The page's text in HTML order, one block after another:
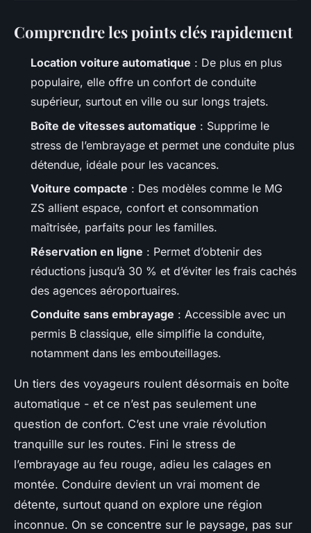
Comprendre les points clés rapidement
Location voiture automatique : De plus en plus
populaire, elle offre un confort de conduite
supérieur, surtout en ville ou sur longs trajets.
Boîte de vitesses automatique : Supprime le
stress de l’embrayage et permet une conduite plus
détendue, idéale pour les vacances.
Voiture compacte : Des modèles comme le MG
ZS allient espace, confort et consommation
maîtrisée, parfaits pour les familles.
Réservation en ligne : Permet d’obtenir des
réductions jusqu’à 30 % et d’éviter les frais cachés
des agences aéroportuaires.
Conduite sans embrayage : Accessible avec un
permis B classique, elle simplifie la conduite,
notamment dans les embouteillages.
Un tiers des voyageurs roulent désormais en boîte
automatique - et ce n’est pas seulement une
question de confort. C’est une vraie révolution
tranquille sur les routes. Fini le stress de
l’embrayage au feu rouge, adieu les calages en
montée. Conduire devient un vrai moment de
détente, surtout quand on explore une région
inconnue. On se concentre sur le paysage, pas sur